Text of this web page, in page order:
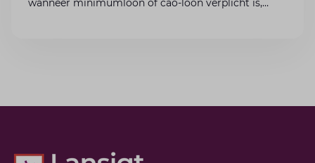
wanneer minimumloon of cao-loon verplicht is,